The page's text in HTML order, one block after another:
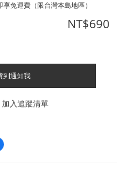
免運費（限台灣本島地區）
NT$690
到通知我
加入追蹤清單